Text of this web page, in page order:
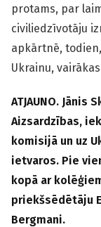
protams, par
civiliedzīvotāju
apkārtnē,
Ukrainu,
ATJAUNO.
Aizsardzības,
komisijā un uz
ietvaros. Pie
kopā ar
priekšsēdētāju
Bergmani.